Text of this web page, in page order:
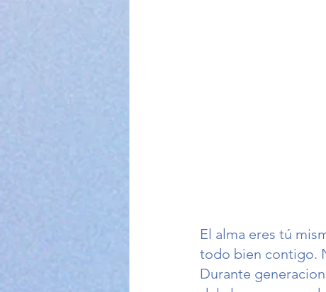
El alma eres tú
todo bien contigo.
Durante